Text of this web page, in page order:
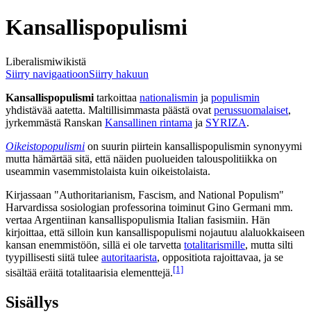
Kansallispopulismi
Liberalismiwikistä
Siirry navigaatioonSiirry hakuun
Kansallispopulismi tarkoittaa nationalismin ja populismin
yhdistävää aatetta. Maltillisimmasta päästä ovat perussuomalaiset,
jyrkemmästä Ranskan Kansallinen rintama ja SYRIZA.
Oikeistopopulismi on suurin piirtein kansallispopulismin synonyymi
mutta hämärtää sitä, että näiden puolueiden talouspolitiikka on
useammin vasemmistolaista kuin oikeistolaista.
Kirjassaan "Authoritarianism, Fascism, and National Populism"
Harvardissa sosiologian professorina toiminut Gino Germani mm.
vertaa Argentiinan kansallispopulismia Italian fasismiin. Hän
kirjoittaa, että silloin kun kansallispopulismi nojautuu alaluokkaiseen
kansan enemmistöön, sillä ei ole tarvetta totalitarismille, mutta silti
tyypillisesti siitä tulee autoritaarista, oppositiota rajoittavaa, ja se
sisältää eräitä totalitaarisia elementtejä.[1]
Sisällys